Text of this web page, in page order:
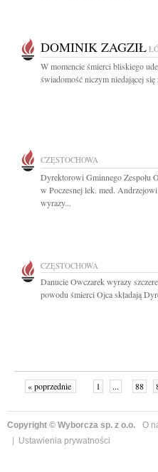
DOMINIK ZAGZIŁ
W momencie śmierci bliskiego
świadomość niczym niedającej się
CZĘSTOCHOWA
Dyrektorowi Gminnego Zespołu
w Poczesnej lek. med.
wyrazy...
CZĘSTOCHOWA
Danucie Owczarek wyrazy
powodu śmierci Ojca składają
« poprzednie 1 ... 88
Copyright © Wyborcza sp. z o.o. O
Ustawienia prywatności